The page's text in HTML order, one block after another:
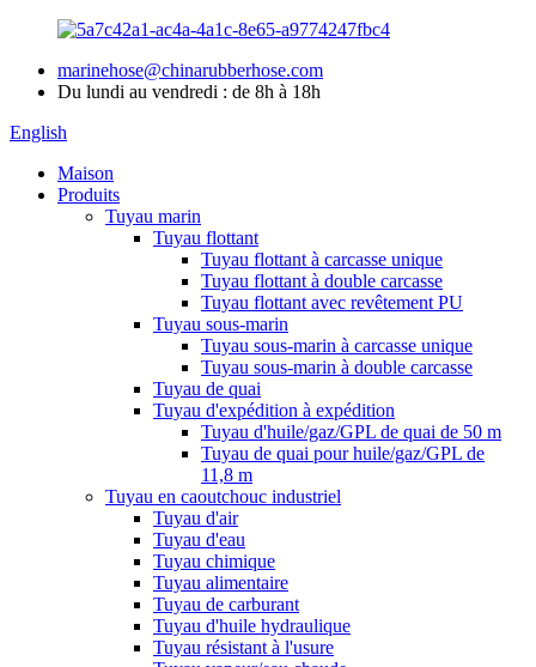
marinehose@chinarubberhose.com
Du lundi au vendredi : de 8h à 18h
English
Maison
Produits
Tuyau marin
Tuyau flottant
Tuyau flottant à carcasse unique
Tuyau flottant à double carcasse
Tuyau flottant avec revêtement PU
Tuyau sous-marin
Tuyau sous-marin à carcasse unique
Tuyau sous-marin à double carcasse
Tuyau de quai
Tuyau d'expédition à expédition
Tuyau d'huile/gaz/GPL de quai de 50 m
Tuyau de quai pour huile/gaz/GPL de
11,8 m
Tuyau en caoutchouc industriel
Tuyau d'air
Tuyau d'eau
Tuyau chimique
Tuyau alimentaire
Tuyau de carburant
Tuyau d'huile hydraulique
Tuyau résistant à l'usure